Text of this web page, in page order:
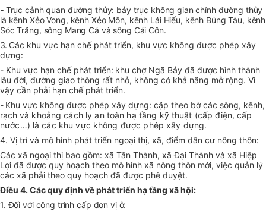
- Trục cảnh quan đường thủy: bảy trục không gian chính đường thủy
là kênh Xẻo Vong, kênh Xẻo Môn, kênh Lái Hiếu, kênh Búng Tàu, kênh
Sóc Trăng, sông Mang Cá và sông Cái Côn.
3. Các khu vực hạn chế phát triển, khu vực không được phép xây
dựng:
- Khu vực hạn chế phát triển: khu chợ Ngã Bảy đã được hình thành
lâu đời, đường giao thông rất nhỏ, không có khả năng mở rộng. Vì
vậy cần phải hạn chế phát triển.
- Khu vực không được phép xây dựng: cặp theo bờ các sông, kênh,
rạch và khoảng cách ly an toàn hạ tầng kỹ thuật (cấp điện, cấp
nước…) là các khu vực không được phép xây dựng.
4. Vị trí và mô hình phát triển ngoại thị, xã, điểm dân cư nông thôn:
Các xã ngoại thị bao gồm: xã Tân Thành, xã Đại Thành và xã Hiệp
Lợi đã được quy hoạch theo mô hình xã nông thôn mới, việc quản lý
các xã phải theo quy hoạch đã được phê duyệt.
Điều 4. Các quy định về phát triển hạ tầng xã hội:
1. Đối với công trình cấp đơn vị ở: